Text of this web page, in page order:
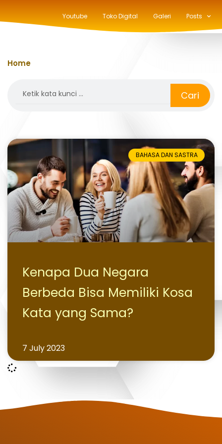
Youtube Toko Digital Galeri Posts
Home
Cari
BAHASA DAN SASTRA
Kenapa Dua Negara
Berbeda Bisa Memiliki Kosa
Kata yang Sama?
7 July 2023